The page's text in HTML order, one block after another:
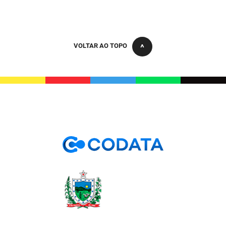
VOLTAR AO TOPO